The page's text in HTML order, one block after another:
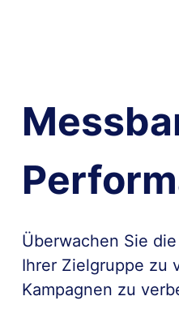
Überwachen Sie
Ihrer Zielgruppe zu
Kampagnen zu